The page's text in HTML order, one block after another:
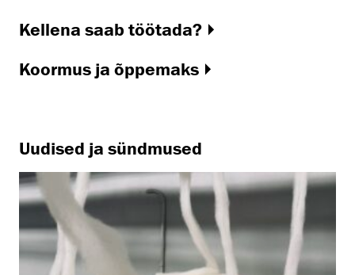
Kellena saab töötada?
Koormus ja õppemaks
Uudised ja sündmused